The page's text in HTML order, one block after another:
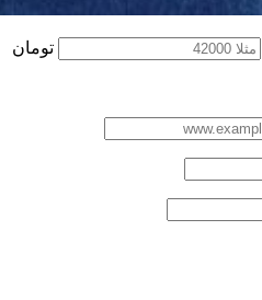
تومان